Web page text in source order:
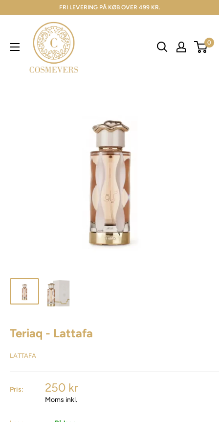
FRI LEVERING PÅ KØB OVER 499 KR.
0
Teriaq - Lattafa
LATTAFA
Pris: 250 kr
Moms inkl.